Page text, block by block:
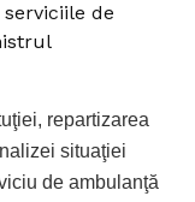
de
repartizarea
situaţiei
de ambulanţă